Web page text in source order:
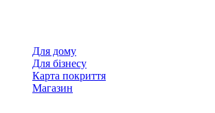
Для дому
Для бізнесу
Карта покриття
Магазин